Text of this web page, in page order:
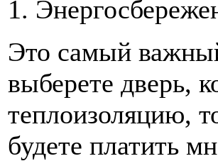
1.
Это самый
выберете дверь,
теплоизоляцию,
будете платить